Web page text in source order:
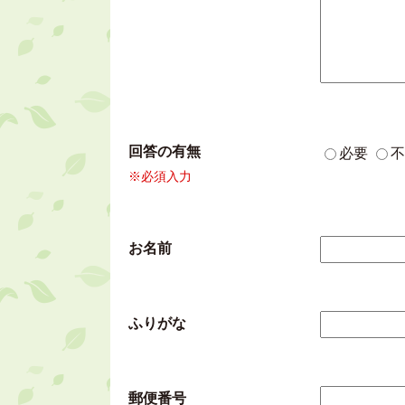
回答の有無
※必須入力
必要
お名前
ふりがな
郵便番号